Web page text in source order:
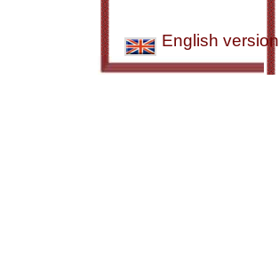
English version